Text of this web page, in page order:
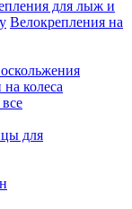
для лыж и
Велокрепления на
колеса
для